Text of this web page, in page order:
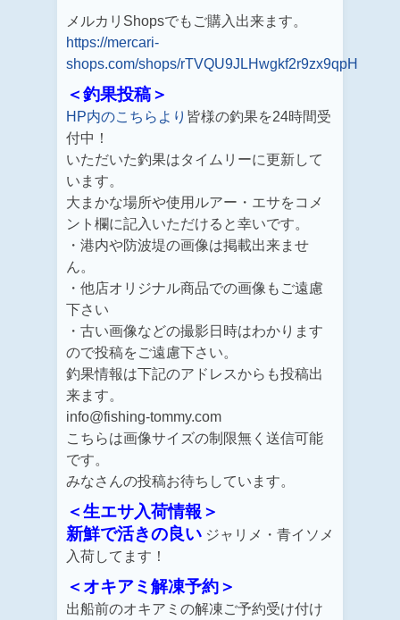
メルカリShopsでもご購入出来ます。
https://mercari-
shops.com/shops/rTVQU9JLHwgkf2r9zx9qpH
＜釣果投稿＞
HP内のこちらより 皆様の釣果を24時間受
付中！
いただいた釣果はタイムリーに更新して
います。
大まかな場所や使用ルアー・エサをコメ
ント欄に記入いただけると幸いです。
・港内や防波堤の画像は掲載出来ませ
ん。
・他店オリジナル商品での画像もご遠慮
下さい
・古い画像などの撮影日時はわかります
ので投稿をご遠慮下さい。
釣果情報は下記のアドレスからも投稿出
来ます。
info@fishing-tommy.com
こちらは画像サイズの制限無く送信可能
です。
みなさんの投稿お待ちしています。
＜生エサ入荷情報＞
新鮮で活きの良い ジャリメ・青イソメ
入荷してます！
＜オキアミ解凍予約＞
出船前のオキアミの解凍ご予約受け付け